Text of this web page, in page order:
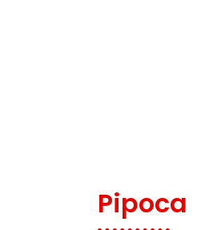
Pipoca